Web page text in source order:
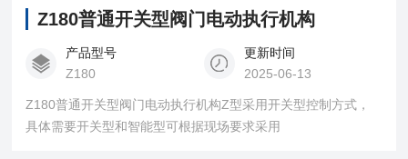
Z180普通开关型阀门电动执行机构
产品型号
Z180
更新时间
2025-06-13
Z180普通开关型阀门电动执行机构Z型采用开关型控制方式，
具体需要开关型和智能型可根据现场要求采用